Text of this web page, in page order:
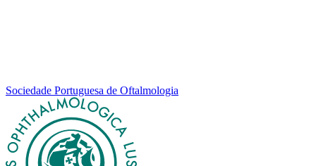
Sociedade Portuguesa de Oftalmologia